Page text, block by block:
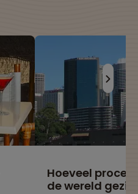
Hoeveel
de wereld